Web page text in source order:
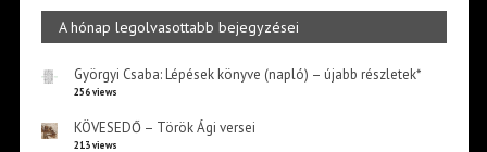
A hónap legolvasottabb bejegyzései
Györgyi Csaba: Lépések könyve (napló) – újabb részletek*
256 views
KÖVESEDŐ – Török Ági versei
213 views